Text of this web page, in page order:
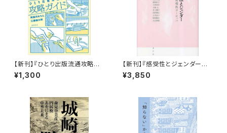
【新刊】『ひとり出版流通攻略ガ
イド』海猫沢めろん・江藤健太郎
¥1,300
【新刊】『感受性とジェンダー
―“共感”の文化と近現代ヨーロ
ッパ』
¥3,850